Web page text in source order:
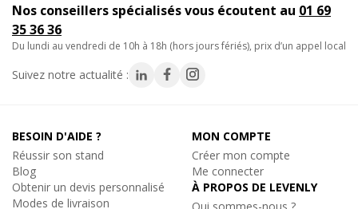
chaud et froid, permettant ainsi une flexibilité totale pour
s'adapter à différentes ambiances et événements.
Grâce à sa technologie LED performante et à des matériaux de
événementiel.
De plus, l'installation de ce stroboscope est rapide et simple,
Nos conseillers spécialisés vous écoutent au 01 69
35 36 36
du lundi au vendredi de 10h à 18h (hors jours fériés), prix d’un appel local
Suivez notre actualité :
BESOIN D'AIDE ?
Réussir son stand
Blog
Obtenir un devis personnalisé
Modes de livraison
MON COMPTE
Créer mon compte
Me connecter
À PROPOS DE LEVENLY
Qui sommes-nous ?